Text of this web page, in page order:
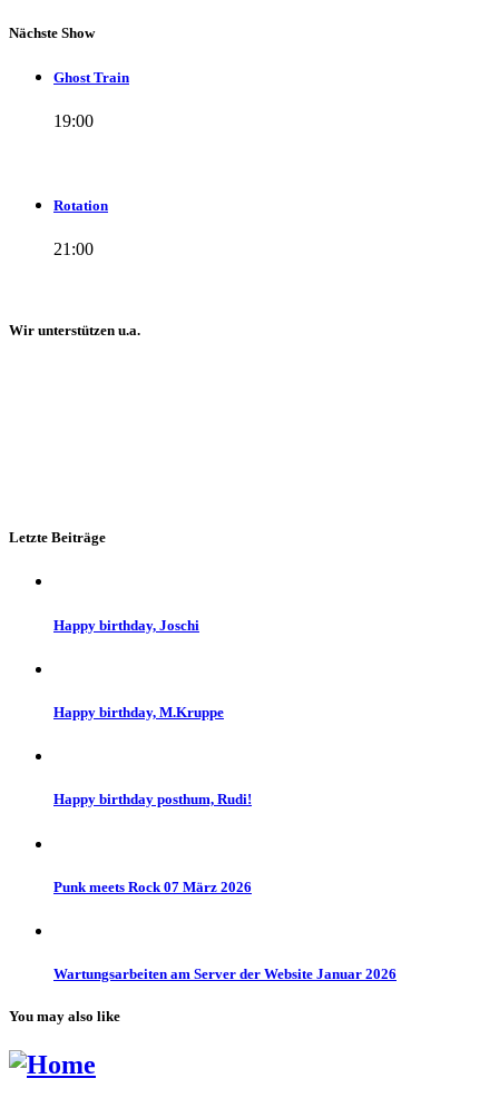
Nächste Show
Ghost Train
19:00
Rotation
21:00
Wir unterstützen u.a.
Letzte Beiträge
Happy birthday, Joschi
Happy birthday, M.Kruppe
Happy birthday posthum, Rudi!
Punk meets Rock 07 März 2026
Wartungsarbeiten am Server der Website Januar 2026
You may also like